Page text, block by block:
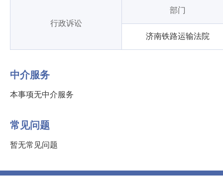
行政诉讼
部门
济南铁路运输法院
中介服务
本事项无中介服务
常见问题
暂无常见问题